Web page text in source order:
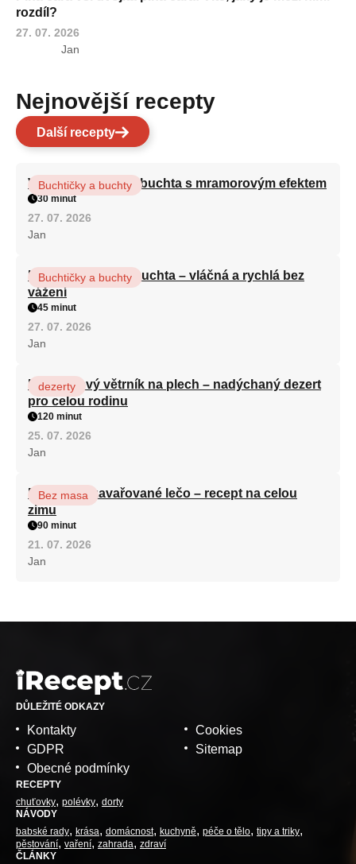
rozdíl?
27. 07. 2026
Jan
Nejnovější recepty
Další recepty
Vláčná olejová litá buchta s mramorovým efektem
Buchtičky a buchty
30 minut
27. 07. 2026
Jan
Hrnková maková buchta – vláčná a rychlá bez
vážení
Buchtičky a buchty
45 minut
27. 07. 2026
Jan
Karamelový větrník na plech – nadýchaný dezert
pro celou rodinu
dezerty
120 minut
25. 07. 2026
Jan
Babiččino zavařované lečo – recept na celou
zimu
Bez masa
90 minut
21. 07. 2026
Jan
DŮLEŽITÉ ODKAZY
Kontakty
GDPR
Obecné podmínky
Cookies
Sitemap
RECEPTY
chuťovky polévky dorty
NÁVODY
babské rady
krása domácnost kuchyně péče o tělo tipy a triky
pěstování vaření zahrada zdraví
ČLÁNKY